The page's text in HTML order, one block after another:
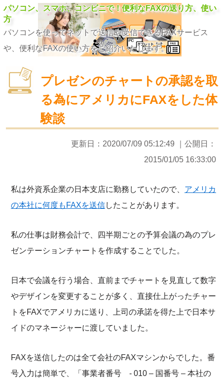
パソコン、スマホ、コンビニで！便利なFAXの送り方、使い
方
パソコンを使ってネットで送信や受信できるFAXサービス
や、便利なFAXの使い方をご紹介いたします。
プレゼンのチャートの承認を取
る為にアメリカにFAXをした体
験談
更新日： 2020/07/09 05:12:49 ｜公開日：
2015/01/05 16:33:00
私は外資系企業の日本支店に勤務していたので、 アメリカ
の本社に何度もFAXを送信したことがあります。
私の仕事は財務会計で、四半期ごとの予算会議の為のプレ
ゼンテーションチャートを作成することでした。
日本で会議を行う場合、直前までチャートを見直して数字
やデザインを変更することが多く、直接仕上がったチャー
トをFAXでアメリカに送り、上司の承諾を得た上で日本サ
イドのマネージャーに渡していました。
FAXを送信したのは全て会社のFAXマシンからでした。番
号入力は簡単で、「事業者番号 - 010 – 国番号 – 本社の